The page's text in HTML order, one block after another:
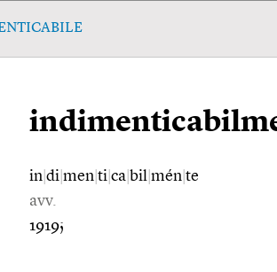
in di men ti ca bil mén te
avv.
1919;